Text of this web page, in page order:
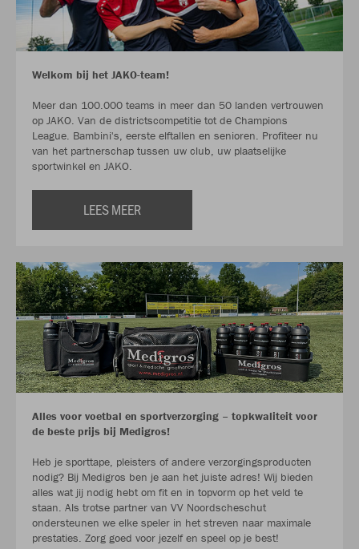
Welkom bij het JAKO-team!
Meer dan 100.000 teams in meer dan 50 landen vertrouwen
op JAKO. Van de districtscompetitie tot de Champions
League. Bambini's, eerste elftallen en senioren. Profiteer nu
van het partnerschap tussen uw club, uw plaatselijke
sportwinkel en JAKO.
LEES MEER
Alles voor voetbal en sportverzorging – topkwaliteit voor
de beste prijs bij Medigros!
Heb je sporttape, pleisters of andere verzorgingsproducten
nodig? Bij Medigros ben je aan het juiste adres! Wij bieden
alles wat jij nodig hebt om fit en in topvorm op het veld te
staan. Als trotse partner van VV Noordscheschut
ondersteunen we elke speler in het streven naar maximale
prestaties. Zorg goed voor jezelf en speel op je best!